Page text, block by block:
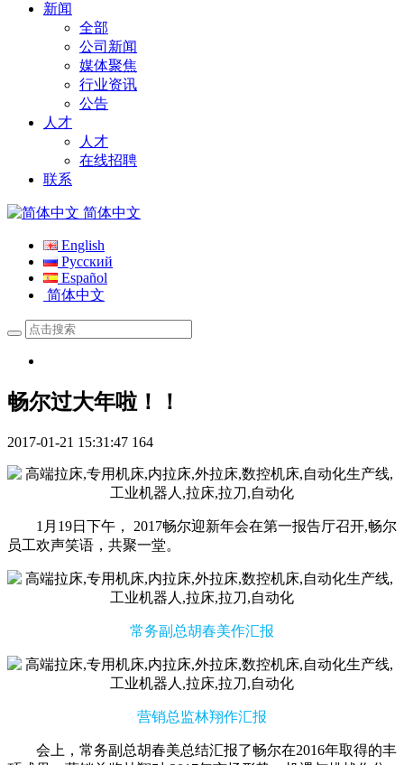
新闻
全部
公司新闻
媒体聚焦
行业资讯
公告
人才
人才
在线招聘
联系
简体中文
English
Русский
Español
简体中文
畅尔过大年啦！！
2017-01-21 15:31:47 164
1月19日下午， 2017畅尔迎新年会在第一报告厅召开,畅尔
员工欢声笑语，共聚一堂。
常务副总胡春美作汇报
营销总监林翔作汇报
会上，常务副总胡春美总结汇报了畅尔在2016年取得的丰